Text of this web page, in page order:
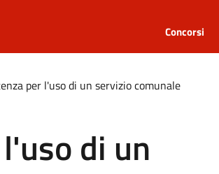
Concorsi
per l'uso di un servizio comunale
di un